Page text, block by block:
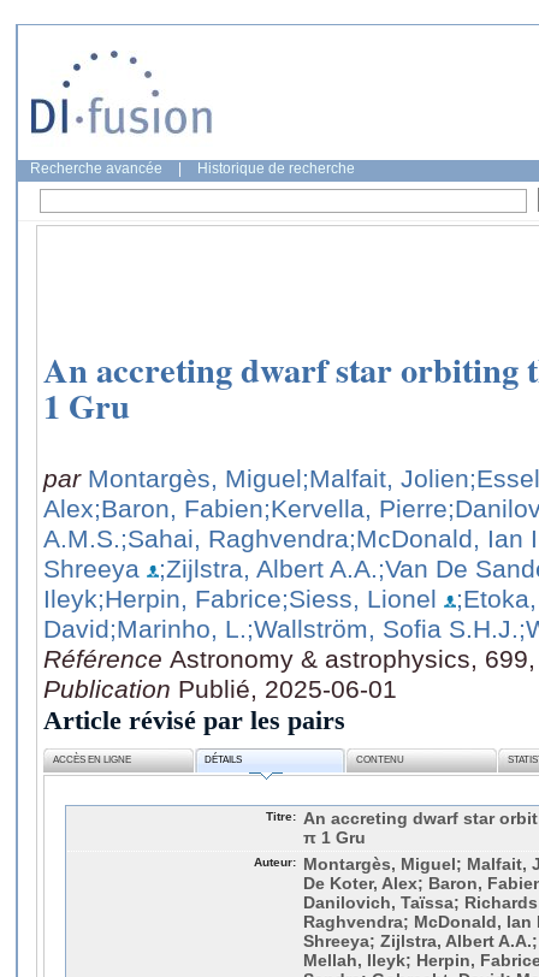
Recherche avancée Historique de recherche
An accreting dwarf star orbiting
1 Gru
par Montargès, Miguel;Malfait, Jolien
Alex;Baron, Fabien;Kervella, Pierre
A.M.S.;Sahai, Raghvendra;McDonald, Ian
Shreeya
;Zijlstra, Albert A.A.;Van De
Ileyk;Herpin, Fabrice;Siess, Lionel
David;Marinho, L.;Wallström, Sofia S.H.J.
Référence Astronomy & astrophysics,
Publication Publié, 2025-06-01
Article révisé par les pairs
ACCÈS EN LIGNE DÉTAILS CONTENU
Titre:
An accreting dwarf star
π 1 Gru
Auteur:
Montargès, Miguel; Malfait,
De Koter, Alex; Baron,
Danilovich, Taïssa;
Raghvendra; McDonald,
Shreeya; Zijlstra, Albert
Mellah, Ileyk; Herpin,